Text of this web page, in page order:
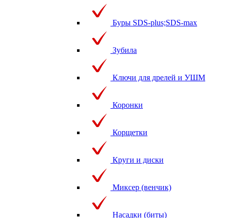
Буры SDS-plus;SDS-max
Зубила
Ключи для дрелей и УШМ
Коронки
Корщетки
Круги и диски
Миксер (венчик)
Насадки (биты)